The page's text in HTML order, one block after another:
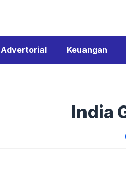
Advertorial Keuangan
India